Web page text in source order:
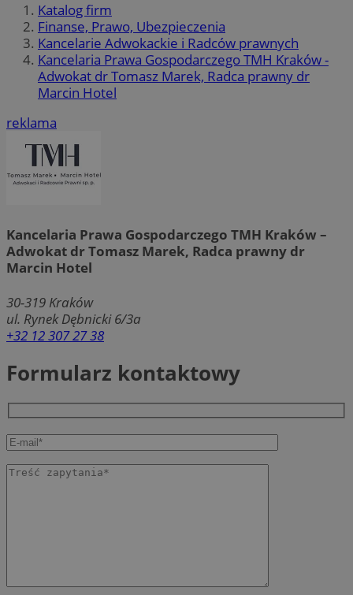
Katalog firm
Finanse, Prawo, Ubezpieczenia
Kancelarie Adwokackie i Radców prawnych
Kancelaria Prawa Gospodarczego TMH Kraków -
Adwokat dr Tomasz Marek, Radca prawny dr
Marcin Hotel
reklama
Kancelaria Prawa Gospodarczego TMH Kraków –
Adwokat dr Tomasz Marek, Radca prawny dr
Marcin Hotel
30-319 Kraków
ul. Rynek Dębnicki 6/3a
+32 12 307 27 38
Formularz kontaktowy